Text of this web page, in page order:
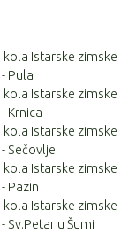
kola Istarske
Pula
kola Istarske
Krnica
kola Istarske
Sečovlje
kola Istarske
Pazin
kola Istarske
Sv.Petar u Šumi